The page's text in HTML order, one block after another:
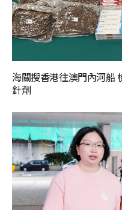
海關搜香港往澳門內河船
針劑